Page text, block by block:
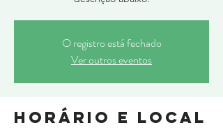
O registro está fechado
Ver outros eventos
Horário e local